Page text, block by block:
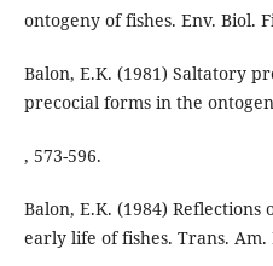
ontogeny of fishes. Env. Biol.
Balon, E.K. (1981) Saltatory
precocial forms in the
, 573-596.
Balon, E.K. (1984) Reflections
early life of fishes. Trans. Am.